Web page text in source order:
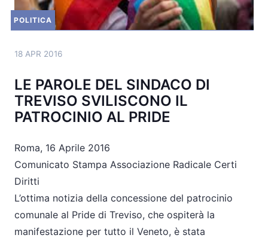
POLITICA
18 APR 2016
LE PAROLE DEL SINDACO DI
TREVISO SVILISCONO IL
PATROCINIO AL PRIDE
Roma, 16 Aprile 2016
Comunicato Stampa Associazione Radicale Certi
Diritti
L’ottima notizia della concessione del patrocinio
comunale al Pride di Treviso, che ospiterà la
manifestazione per tutto il Veneto, è stata